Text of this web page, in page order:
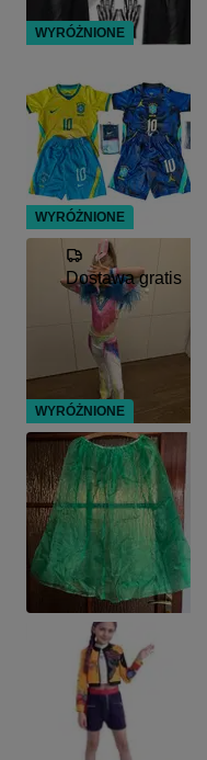
Dostawa gratis
WYRÓŻNIONE
WYRÓŻNIONE
WYRÓŻNIONE